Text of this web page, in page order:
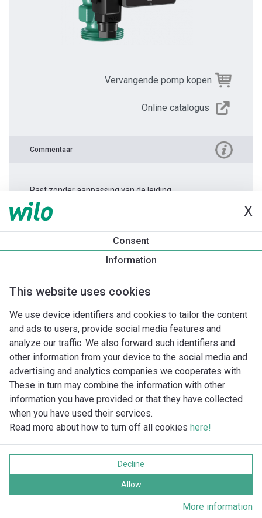
X
Consent
Information
This website uses cookies
We use device identifiers and cookies to tailor the content
and ads to users, provide social media features and
analyze our traffic. We also forward such identifiers and
other information from your device to the social media and
advertising and analytics companies we cooperates with.
These in turn may combine the information with other
information you have provided or that they have collected
when you have used their services.
Read more about how to turn off all cookies here!
Decline
Allow
More information
Vervangende pomp kopen
Online catalogus
Commentaar
Past zonder aanpassing van de leiding.
Productinformatie
Imprint
Gegevensbescherming
Alle rechten voorbehouden